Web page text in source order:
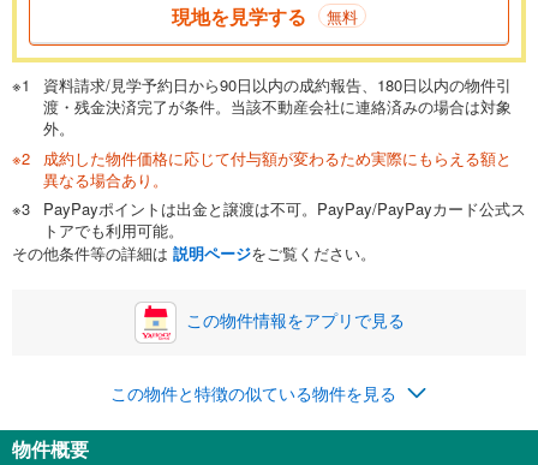
現地を見学する 無料
資料請求/見学予約日から90日以内の成約報告、180日以内の物件引
渡・残金決済完了が条件。当該不動産会社に連絡済みの場合は対象
外。
成約した物件価格に応じて付与額が変わるため実際にもらえる額と
異なる場合あり。
PayPayポイントは出金と譲渡は不可。PayPay/PayPayカード公式ス
トアでも利用可能。
その他条件等の詳細は 説明ページをご覧ください。
この物件情報をアプリで見る
この物件と特徴の似ている物件を見る
物件概要